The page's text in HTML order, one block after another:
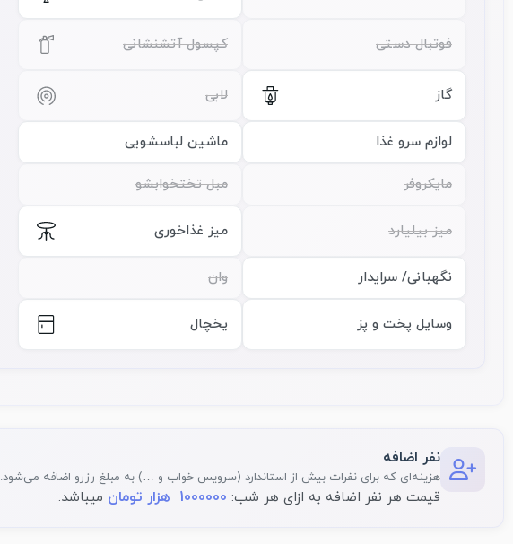
فوتبال دستی کپسول آتشنشانی
گاز لابی
لوازم سرو غذا ماشین لباسشویی
مایکروفر مبل تختخوابشو
میز بیلیارد میز غذاخوری
نگهبانی/ سرایدار وان
وسایل پخت و پز یخچال
نفر اضافه
هزینه‌ای که برای نفرات بیش از استاندارد (سرویس خواب و …) به مبلغ رزرو اضافه می‌شود.
قیمت هر نفر اضافه به ازای هر شب: 1000000 هزار تومان میباشد.